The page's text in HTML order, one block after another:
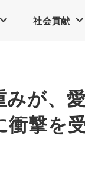
社会貢献
みが、
衝撃を